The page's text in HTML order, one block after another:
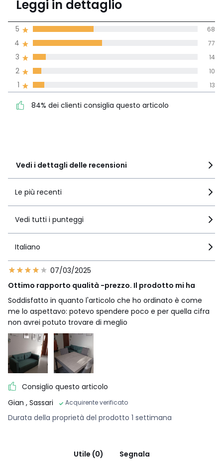
di media tenendo
paesi
4 77
5
Vedi i dettagli delle recensioni
Leggi in dettaglio
1 13
2 10
3 14
4 77
5 68
84% dei clienti consiglia questo articolo
Le più recenti
Vedi tutti i punteggi
Italiano
07/03/2025
Ottimo rapporto qualità -prezzo. Il prodotto mi ha
Soddisfatto in quanto l'articolo che ho ordinato è come
me lo aspettavo: potevo spendere poco e per quella cifra
non avrei potuto trovare di meglio
Consiglio questo articolo
Gian , Sassari Acquirente verificato
Durata della proprietà del prodotto 1 settimana
Utile (0) Segnala